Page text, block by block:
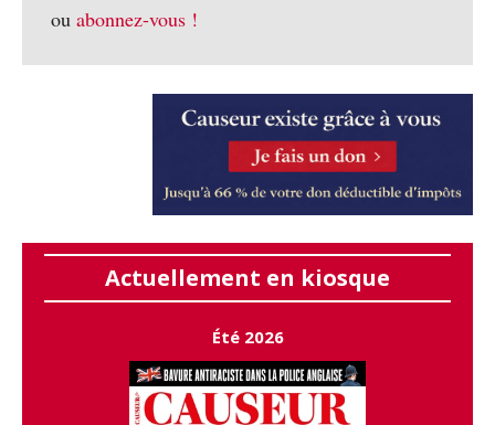
ou abonnez-vous !
Actuellement en kiosque
Été 2026